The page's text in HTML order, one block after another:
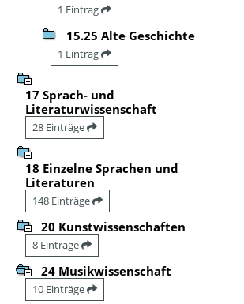
1 Eintrag
15.25 Alte Geschichte
1 Eintrag
17 Sprach- und
Literaturwissenschaft
28 Einträge
18 Einzelne Sprachen und
Literaturen
148 Einträge
20 Kunstwissenschaften
8 Einträge
24 Musikwissenschaft
10 Einträge